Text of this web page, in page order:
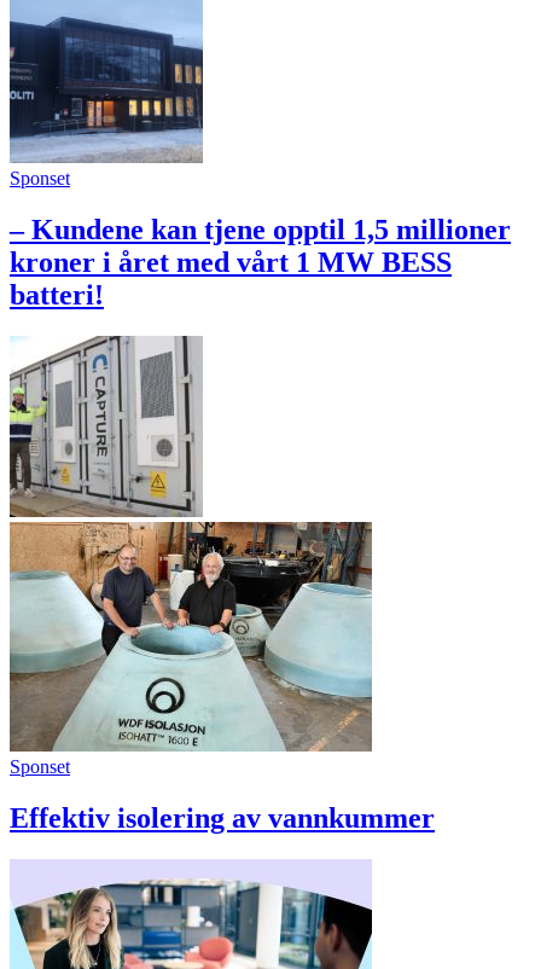
Sponset
– Kundene kan tjene opptil 1,5 millioner
kroner i året med vårt 1 MW BESS
batteri!
Sponset
Effektiv isolering av vannkummer